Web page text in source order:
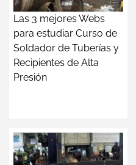
Las 3 mejores Webs
para estudiar Curso de
Soldador de Tuberías y
Recipientes de Alta
Presión